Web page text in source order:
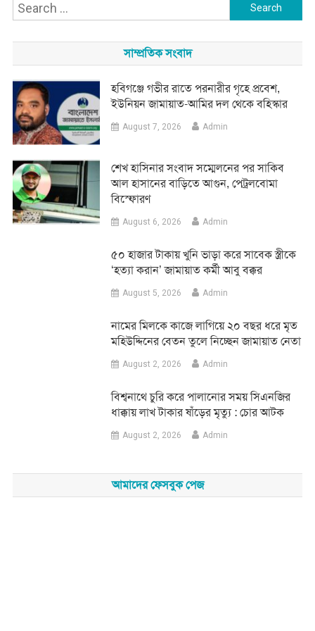
Search
সাম্প্রতিক সংবাদ
হবিগঞ্জে গভীর রাতে পরনারীর গৃহে প্রবেশ,
ইউনিয়ন জামায়াত-আমির দল থেকে বহিস্কার
August 7, 2026 Admin
শেখ হাসিনার সংবাদ সম্মেলনের পর সাকিব
আল হাসানের বাড়িতে আগুন, পেট্রলবোমা
বিস্ফোরণ
August 6, 2026 Admin
৫০ হাজার টাকায় খুনি ভাড়া করে সাবেক স্ত্রীকে
‘হত্যা করান’ জামায়াত কর্মী আবু বক্কর
August 5, 2026 Admin
নামের মিলকে কাজে লাগিয়ে ২০ বছর ধরে মৃত
মহিউদ্দিনের বেতন তুলে নিচ্ছেন জামায়াত নেতা
August 2, 2026 Admin
‎বিশ্বনাথে চুরি করে পালানোর সময় সিএনজির
ধাক্কায় লাখ টাকার ষাঁড়ের মৃত্যু : চোর আটক
August 2, 2026 Admin
আমাদের ফেসবুক পেজ